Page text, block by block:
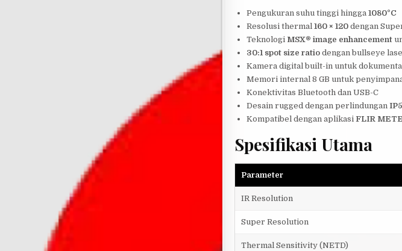
Pengukuran suhu tinggi hingga1080°C
Resolusi thermal160 × 120 dengan
Teknologi MSX® image enhancement
30:1 spot size ratio dengan bullseye
Kamera digital built-in untuk
Memori internal 8 GB untuk
Konektivitas Bluetooth dan USB-C
Desain rugged dengan perlindungan
Kompatibel dengan aplikasiFLIR
Spesifikasi Utama
Parameter
IR Resolution
Super Resolution
Thermal Sensitivity (NETD)